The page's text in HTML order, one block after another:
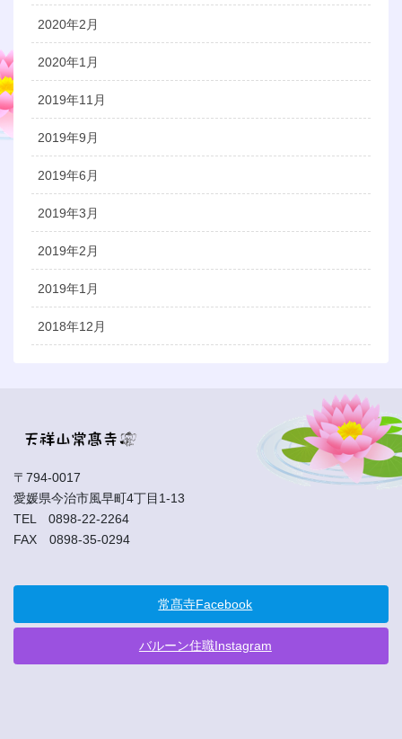
2020年2月
2020年1月
2019年11月
2019年9月
2019年6月
2019年3月
2019年2月
2019年1月
2018年12月
〒794-0017
愛媛県今治市風早町4丁目1-13
TEL 0898-22-2264
FAX 0898-35-0294
常髙寺Facebook
バルーン住職Instagram